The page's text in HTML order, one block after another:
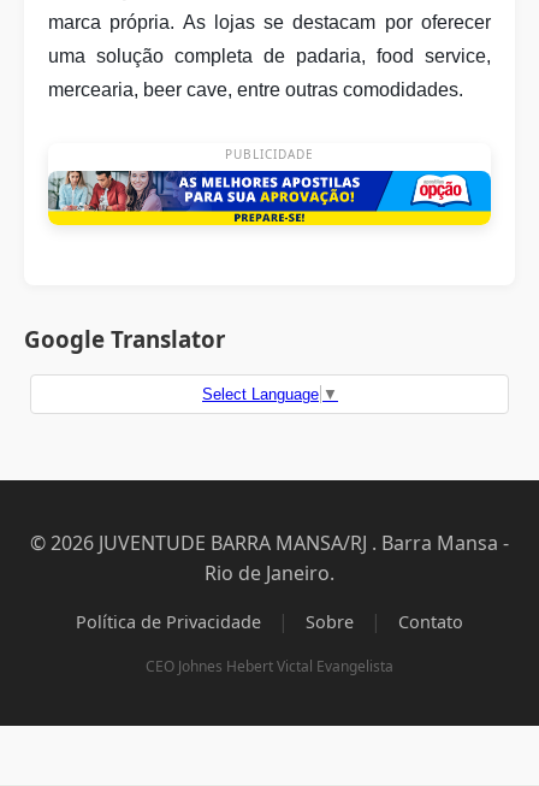
marca própria. As lojas se destacam por oferecer
uma solução completa de padaria, food service,
mercearia, beer cave, entre outras comodidades.
PUBLICIDADE
Google Translator
Select Language ▼
© 2026 JUVENTUDE BARRA MANSA/RJ . Barra Mansa -
Rio de Janeiro.
Política de Privacidade | Sobre | Contato
CEO Johnes Hebert Victal Evangelista